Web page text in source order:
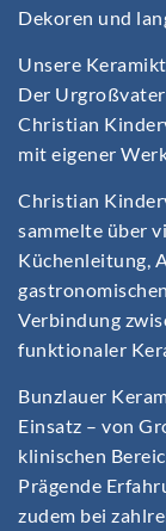
Dekoren und
Unsere
Der
Christian
mit eigener
Christian
sammelte über
Küchenleitung,
Verbindung
funktionaler
Bunzlauer
Einsatz – von
klinischen
Prägende
zudem bei